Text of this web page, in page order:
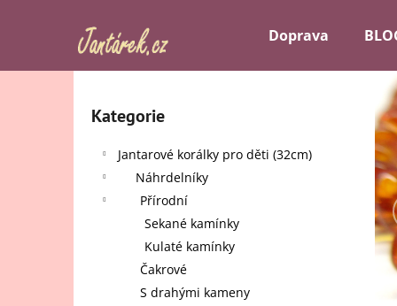
Doprava
Přeskočit
kategorie
Kategorie
Jantarové korálky pro děti (32cm)
Náhrdelníky
Přírodní
Sekané kamínky
Kulaté kamínky
Čakrové
S drahými kameny
í
Zpět
do
Zpět
do